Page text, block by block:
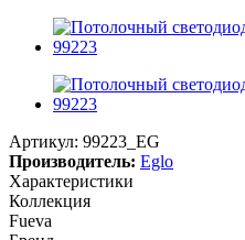
Артикул: 99223_EG
Производитель: Eglo
Характеристики
Коллекция
Fueva